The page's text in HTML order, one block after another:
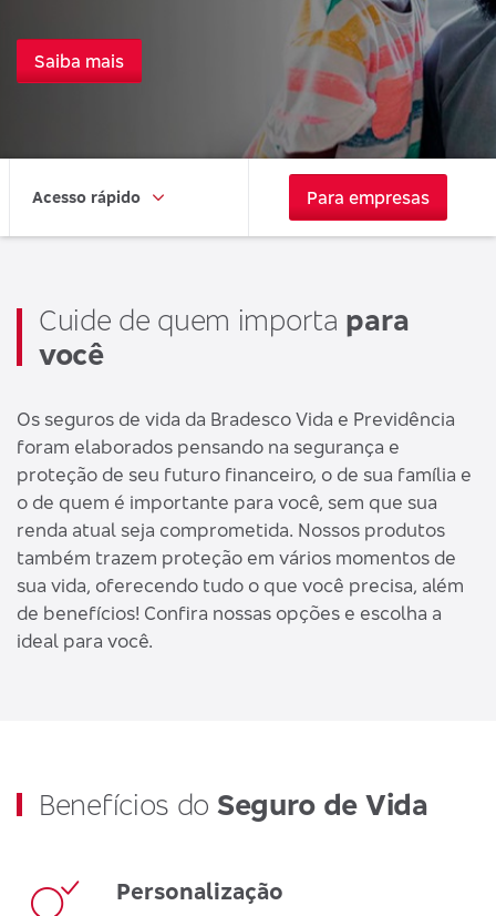
Saiba mais
Acesso rápido Para empresas
Cuide de quem importa para
você
Os seguros de vida da Bradesco Vida e Previdência
foram elaborados pensando na segurança e
proteção de seu futuro financeiro, o de sua família e
o de quem é importante para você, sem que sua
renda atual seja comprometida. Nossos produtos
também trazem proteção em vários momentos de
sua vida, oferecendo tudo o que você precisa, além
de benefícios! Confira nossas opções e escolha a
ideal para você.
Benefícios do Seguro de Vida
Personalização